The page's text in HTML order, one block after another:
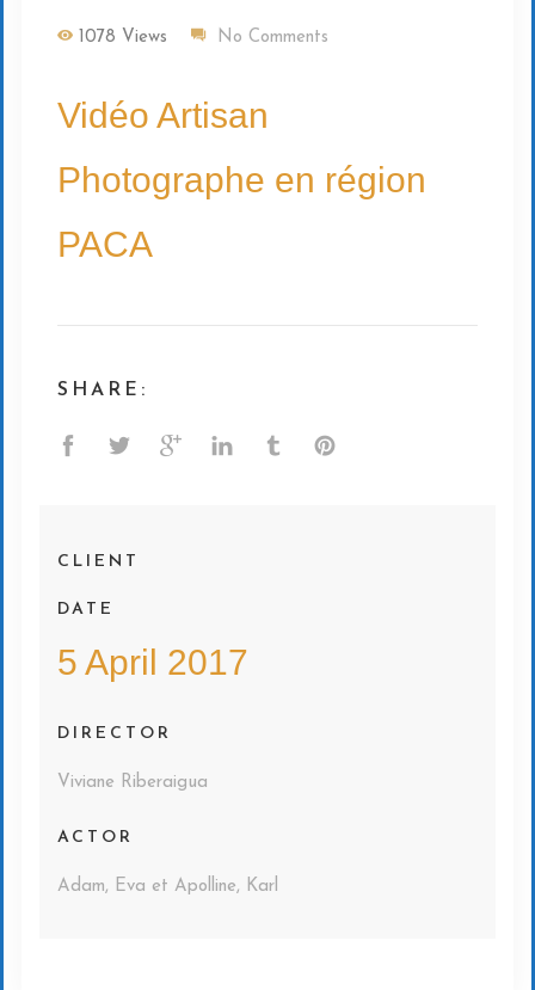
1078 Views No Comments
Vidéo Artisan
Photographe en région
PACA
SHARE:
CLIENT
DATE
5 April 2017
DIRECTOR
Viviane Riberaigua
ACTOR
Adam, Eva et Apolline, Karl